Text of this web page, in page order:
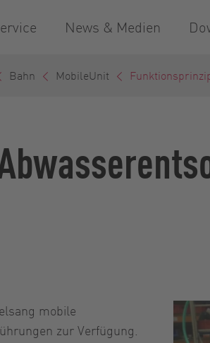
News & Medien
Bahn MobileUnit
mobile
zur Verfügung.